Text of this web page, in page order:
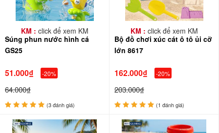
KM : click để xem KM
Súng phun nước hình cá
GS25
51.000₫ -20%
64.000₫
(3 đánh giá)
KM : click để xem KM
Bộ đồ chơi xúc cát ô tô ủi cỡ
lớn 8617
162.000₫ -20%
203.000₫
(1 đánh giá)